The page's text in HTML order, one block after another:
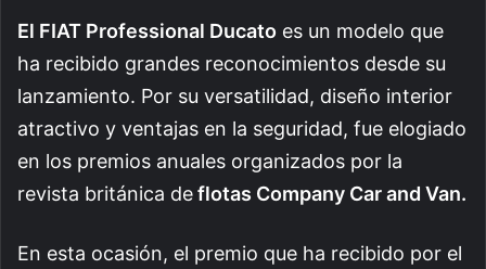
El FIAT Professional Ducato es un modelo que
ha recibido grandes reconocimientos desde su
lanzamiento. Por su versatilidad, diseño interior
atractivo y ventajas en la seguridad, fue elogiado
en los premios anuales organizados por la
revista británica deflotas Company Car and Van.
En esta ocasión, el premio que ha recibido por el